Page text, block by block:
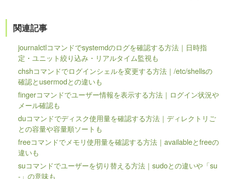
関連記事
journalctlコマンドでsystemdのログを確認する方法｜日時指
定・ユニット絞り込み・リアルタイム監視も
chshコマンドでログインシェルを変更する方法｜/etc/shellsの
確認とusermodとの違いも
fingerコマンドでユーザー情報を表示する方法｜ログイン状況や
メール確認も
duコマンドでディスク使用量を確認する方法｜ディレクトリご
との容量や容量順ソートも
freeコマンドでメモリ使用量を確認する方法｜availableとfreeの
違いも
suコマンドでユーザーを切り替える方法｜sudoとの違いや「su
-」の意味も